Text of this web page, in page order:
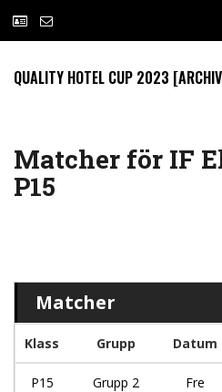
QUALITY HOTEL CUP 2023
Matcher för IF
P15
Matcher
Klass Grupp Datum
P15 Grupp 2
Fre